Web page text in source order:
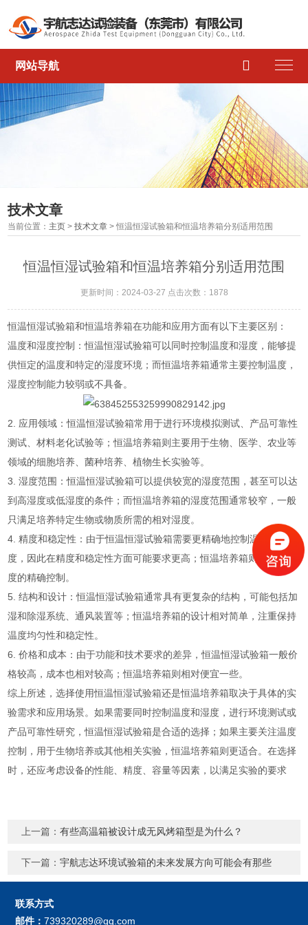
网站导航 
技术文章
当前位置： 主页 >技术文章 > 恒温恒湿试验箱和恒温培养箱分别适用范围
恒温恒湿试验箱和恒温培养箱分别适用范围
更新时间：2024-03-27 点击次数：1878
恒温恒湿试验箱和恒温培养箱在功能和应用方面有以下主要区别：
温度和湿度控制：恒温恒湿试验箱可以同时控制温度和湿度，能够提
供恒定的温度和特定的湿度环境；而恒温培养箱通常主要控制温度，
湿度控制能力较弱或不具备。
2. 应用领域：恒温恒湿试验箱常用于进行环境模拟测试、产品可靠性
测试、材料老化试验等；恒温培养箱则主要用于生物、医学、农业等
领域的细胞培养、菌种培养、植物生长实验等。
3. 湿度范围：恒温恒湿试验箱可以提供较宽的湿度范围，甚至可以达
到高湿度或低湿度的条件；而恒温培养箱的湿度范围通常较窄，一般
只满足培养特定生物或物质所需的相对湿度。
4. 精度和稳定性：由于恒温恒湿试验箱需要更精确地控制温度和湿
度，因此在精度和稳定性方面可能要求更高；恒温培养箱则更注重温
度的精确控制。
5. 结构和设计：恒温恒湿试验箱通常具有更复杂的结构，可能包括加
湿和除湿系统、通风装置等；恒温培养箱的设计相对简单，注重保持
温度均匀性和稳定性。
6. 价格和成本：由于功能和技术要求的差异，恒温恒湿试验箱一般价
格较高，成本也相对较高；恒温培养箱则相对便宜一些。
综上所述，选择使用恒温恒湿试验箱还是恒温培养箱取决于具体的实
验需求和应用场景。如果需要同时控制温度和湿度，进行环境测试或
产品可靠性研究，恒温恒湿试验箱是合适的选择；如果主要关注温度
控制，用于生物培养或其他相关实验，恒温培养箱则更适合。在选择
时，还应考虑设备的性能、精度、容量等因素，以满足实验的要求
上一篇：有些高温箱被设计成无风烤箱型是为什么？
下一篇：宇航志达环境试验箱的未来发展方向可能会有那些
联系方式
邮件：739320289@qq.com